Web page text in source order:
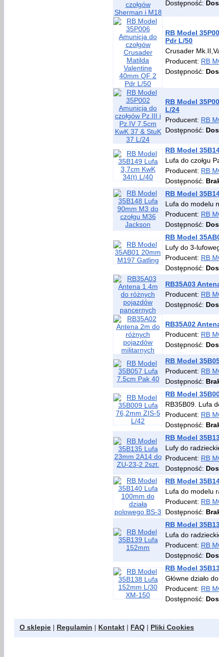
Dostępność:
RB Model
Pdr L/50
Crusader
Producent: RB
Dostępność:
RB Model
L/24
Producent: RB
Dostępność:
RB Model
Lufa do czołgu
Producent: RB
Dostępność:
RB Model
Lufa do modelu
Producent: RB
Dostępność:
RB Model
Lufy do 3-
Producent: RB
Dostępność:
RB35A03
Producent: RB
Dostępność:
RB35A02
Producent: RB
Dostępność:
RB Model
Producent: RB
Dostępność:
RB Model
RB35B09. Lufa
Producent: RB
Dostępność:
RB Model
Lufy do
Producent: RB
Dostępność:
RB Model
Lufa do modelu
Producent: RB
Dostępność:
RB Model
Lufa do
Producent: RB
Dostępność:
RB Model
Główne działo
Producent: RB
Dostępność:
O sklepie | Regulamin | Kontakt | FAQ | Pliki Cookies